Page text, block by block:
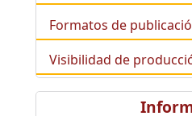
Formatos de
Visibilidad de